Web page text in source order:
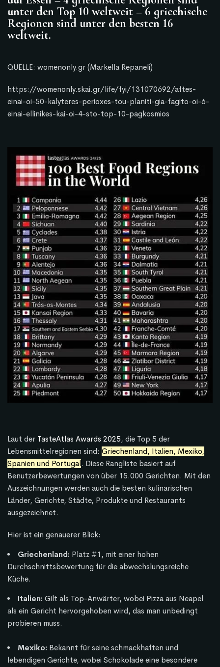
unter den Top 10 weltweit – 6 griechische
Regionen sind unter den besten 16
weltweit.
QUELLE: womenonly.gr (Markella Repaneli)
https://womenonly.skai.gr/life/fyi/131070692/aftes-
einai-oi-50-kalyteres-perioxes-tou-planiti-gia-fagito-oi-6-
einai-ellinikes-kai-oi-4-sto-top-10-pagkosmios
Laut der TasteAtlas Awards 2025, die Top 5 der
Lebensmittelregionen sind: Griechenland, Italien, Mexiko,
Spanien und Portugal . Diese Rangliste basiert auf
Benutzerbewertungen von über 15.000 Gerichten. Mit den
Auszeichnungen werden auch die besten kulinarischen
Länder, Gerichte, Städte, Produkte und Restaurants
ausgezeichnet.
Hier ist ein genauerer Blick:
Griechenland: Platz #1, mit einer hohen
Durchschnittsbewertung für die abwechslungsreiche
Küche.
Italien: Gilt als Top-Anwärter, wobei Pizza aus Neapel
als ein Gericht hervorgehoben wird, das man unbedingt
probieren muss.
Mexiko: Bekannt für seine schmackhaften und
lebendigen Gerichte, wobei Schokolade eine besondere